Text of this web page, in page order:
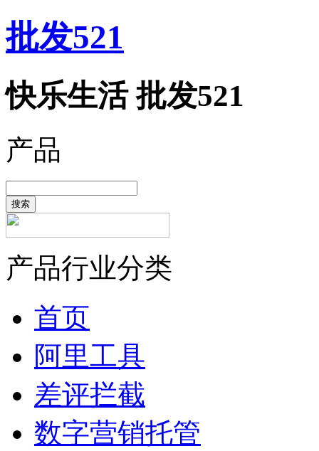
批发521
快乐生活 批发521
产品
搜索
产品行业分类
首页
阿里工具
差评拦截
数字营销托管